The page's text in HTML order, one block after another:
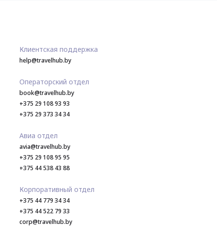
Клиентская поддержка
help@travelhub.by
Операторский отдел
book@travelhub.by
+375 29 108 93 93
+375 29 373 34 34
Авиа отдел
avia@travelhub.by
+375 29 108 95 95
+375 44 538 43 88
Корпоративный отдел
+375 44 779 34 34
+375 44 522 79 33
corp@travelhub.by